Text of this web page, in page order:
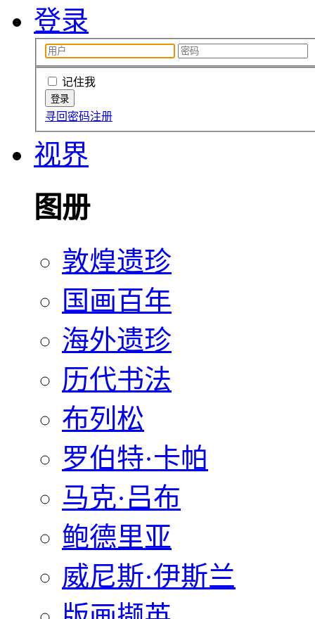
登录
记住我
寻回密码注册
视界
图册
敦煌遗珍
国画百年
海外遗珍
历代书法
布列松
罗伯特·卡帕
马克·吕布
鲍德里亚
威尼斯·伊斯兰